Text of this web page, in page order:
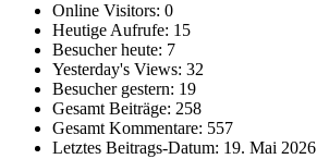
Online Visitors: 0
Heutige Aufrufe: 15
Besucher heute: 7
Yesterday's Views: 32
Besucher gestern: 19
Gesamt Beiträge: 258
Gesamt Kommentare: 557
Letztes Beitrags-Datum: 19. Mai 2026